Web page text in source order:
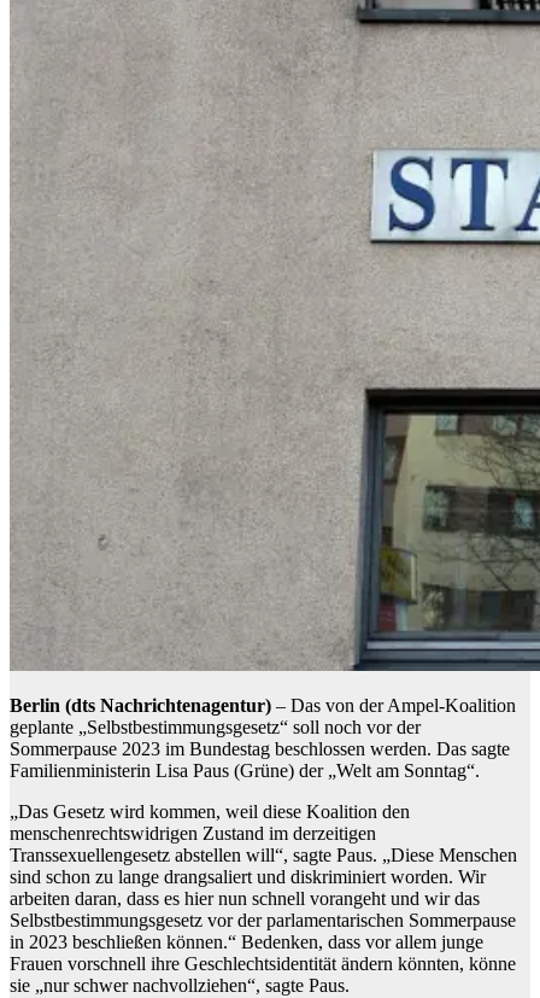
Berlin (dts Nachrichtenagentur) – Das von der Ampel-Koalition
geplante „Selbstbestimmungsgesetz“ soll noch vor der
Sommerpause 2023 im Bundestag beschlossen werden. Das sagte
Familienministerin Lisa Paus (Grüne) der „Welt am Sonntag“.
„Das Gesetz wird kommen, weil diese Koalition den
menschenrechtswidrigen Zustand im derzeitigen
Transsexuellengesetz abstellen will“, sagte Paus. „Diese Menschen
sind schon zu lange drangsaliert und diskriminiert worden. Wir
arbeiten daran, dass es hier nun schnell vorangeht und wir das
Selbstbestimmungsgesetz vor der parlamentarischen Sommerpause
in 2023 beschließen können.“ Bedenken, dass vor allem junge
Frauen vorschnell ihre Geschlechtsidentität ändern könnten, könne
sie „nur schwer nachvollziehen“, sagte Paus.